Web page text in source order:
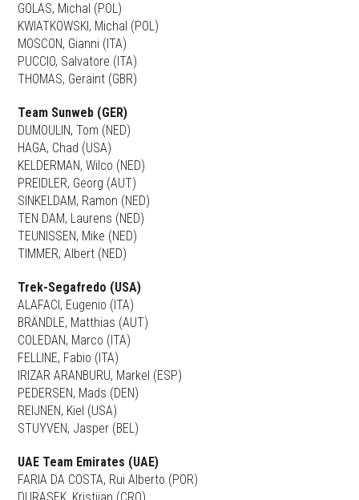
GOLAS, Michal (POL)
KWIATKOWSKI, Michal (POL)
MOSCON, Gianni (ITA)
PUCCIO, Salvatore (ITA)
THOMAS, Geraint (GBR)
Team Sunweb (GER)
DUMOULIN, Tom (NED)
HAGA, Chad (USA)
KELDERMAN, Wilco (NED)
PREIDLER, Georg (AUT)
SINKELDAM, Ramon (NED)
TEN DAM, Laurens (NED)
TEUNISSEN, Mike (NED)
TIMMER, Albert (NED)
Trek-Segafredo (USA)
ALAFACI, Eugenio (ITA)
BRÄNDLE, Matthias (AUT)
COLEDAN, Marco (ITA)
FELLINE, Fabio (ITA)
IRIZAR ARANBURU, Markel (ESP)
PEDERSEN, Mads (DEN)
REIJNEN, Kiel (USA)
STUYVEN, Jasper (BEL)
UAE Team Emirates (UAE)
FARIA DA COSTA, Rui Alberto (POR)